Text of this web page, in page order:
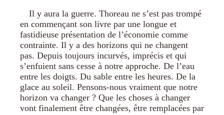
Il y aura la guerre. Thoreau ne s’est pas trompé
en commençant son livre par une longue et
fastidieuse présentation de l’économie comme
contrainte. Il y a des horizons qui ne changent
pas. Depuis toujours incurvés, imprécis et qui
s’enfuient sans cesse à notre approche. De l’eau
entre les doigts. Du sable entre les heures. De la
glace au soleil. Pensons-nous vraiment que notre
horizon va changer ? Que les choses à changer
vont finalement être changées, être remplacées par